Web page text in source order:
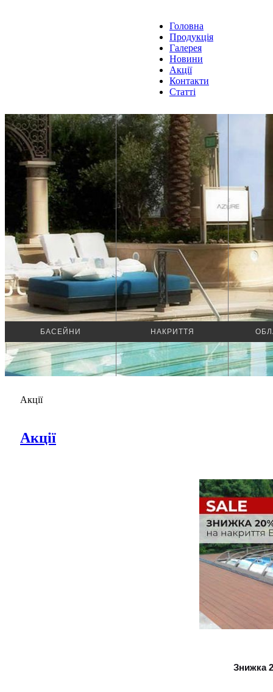
Головна
Продукція
Галерея
Новини
Акції
Контакти
Статті
БАСЕЙНИ НАКРИТТЯ
Акції
Акції
Знижка